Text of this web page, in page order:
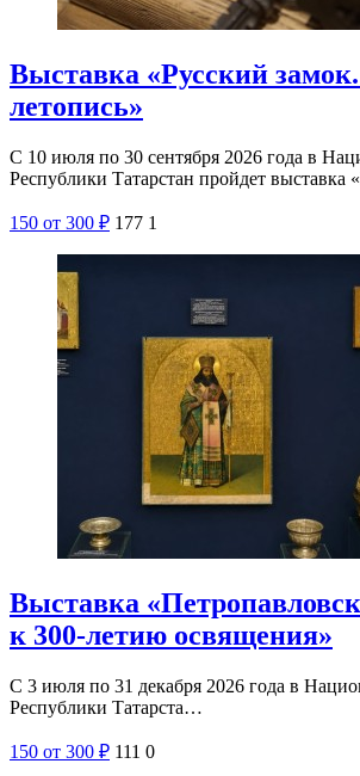
Выставка «Русский
летопись»
С 10 июля по 30 сентября 2026 года в
Республики Татарстан пройдет выставка
150 от 300 ₽ 177 1
Выставка
к 300-летию освящения»
С 3 июля по 31 декабря 2026 года в
Республики Татарста…
150 от 300 ₽ 111 0